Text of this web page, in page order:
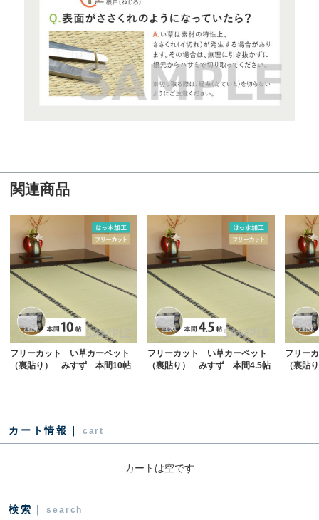
関連商品
フリーカット い草カーペット
（裏貼り） みすず 本間10帖
フリーカット い草カーペット
（裏貼り） みすず 本間4.5帖
フリー
（裏
カート情報｜ cart
カートは空です
検索｜ search